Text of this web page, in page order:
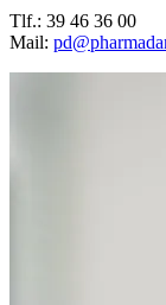
Tlf.: 39 46 36 00
Mail: